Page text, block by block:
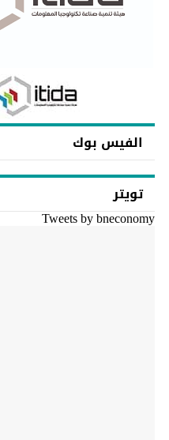
الفيس بوك
تويتر
Tweets by bneconomy